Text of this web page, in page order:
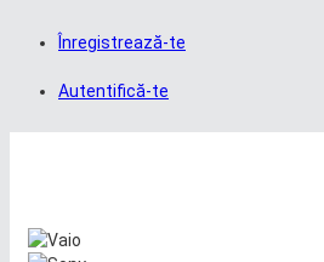
Înregistrează-te
Autentifică-te